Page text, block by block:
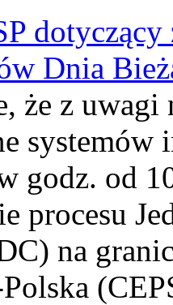
dotyczący
Dnia
że z uwagi
godz. od
procesu
na